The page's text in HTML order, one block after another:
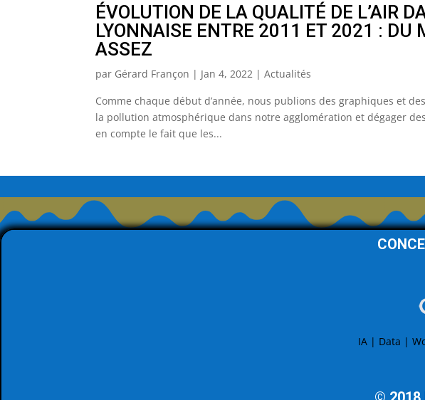
ÉVOLUTION DE LA QUALITÉ DE L’AIR
LYONNAISE ENTRE 2011 ET 2021 : DU
ASSEZ
par Gérard Françon | Jan 4, 2022 |Actualités
Comme chaque début d’année, nous publions des graphiques et
la pollution atmosphérique dans notre agglomération et dégager
en compte le fait que les...
IA | Data |